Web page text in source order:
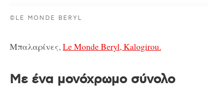
©LE MONDE BERYL
Μπαλαρίνες, Le Monde Beryl, Kalogirou.
Με ένα μονόχρωμο σύνολο